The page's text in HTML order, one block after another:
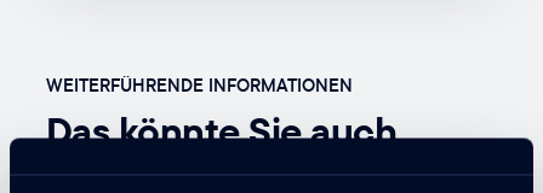
WEITERFÜHRENDE INFORMATIONEN
Das könnte Sie auch
interessieren